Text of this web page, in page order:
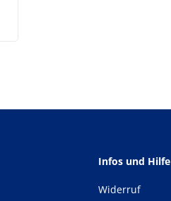
Infos und Hilfe
Widerruf